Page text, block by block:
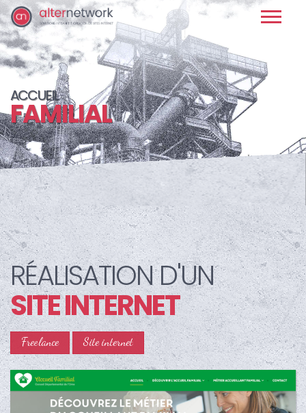
ACCUEIL
FAMILIAL
RÉALISATION D'UN
SITE INTERNET
Freelance Site internet